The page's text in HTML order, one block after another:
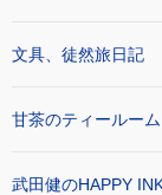
文具、徒然旅日記
甘茶のティールーム
武田健のHAPPY